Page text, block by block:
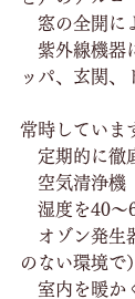
窓の全開に
紫外線機器
ッパ、玄関、
常時していま
定期的に徹
空気清浄機
湿度を40〜
オゾン発生
のない環境で）
室内を暖か